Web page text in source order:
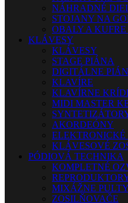
NÁHRADNÉ
STOJANY NA
OBALY A
KLÁVESY
KLÁVESY
STAGE PIÁNA
DIGITÁLNE
KLAVÍRE
KLAVÍRNE
MIDI MASTER
AKORDEÓNY
ELEKTRONICKÉ
KLÁVESOVÉ
PÓDIOVÁ TECHNIKA
KOMPLETNÉ
MIXÁŽNE PULTY
ZOSILŇOVAČE